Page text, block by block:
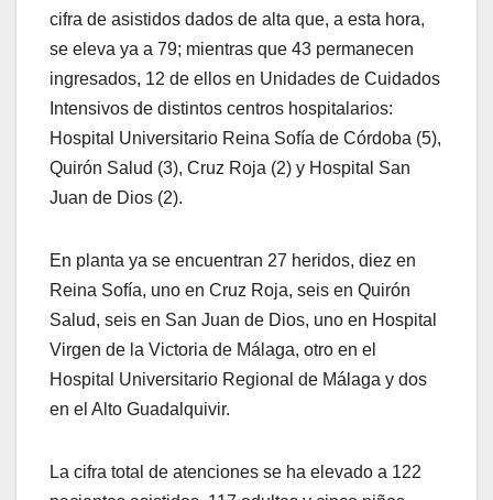
cifra de asistidos dados de alta que, a esta hora,
se eleva ya a 79; mientras que 43 permanecen
ingresados, 12 de ellos en Unidades de Cuidados
Intensivos de distintos centros hospitalarios:
Hospital Universitario Reina Sofía de Córdoba (5),
Quirón Salud (3), Cruz Roja (2) y Hospital San
Juan de Dios (2).
En planta ya se encuentran 27 heridos, diez en
Reina Sofía, uno en Cruz Roja, seis en Quirón
Salud, seis en San Juan de Dios, uno en Hospital
Virgen de la Victoria de Málaga, otro en el
Hospital Universitario Regional de Málaga y dos
en el Alto Guadalquivir.
La cifra total de atenciones se ha elevado a 122